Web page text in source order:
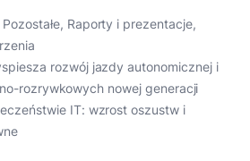
Pozostałe, Raporty i prezentacje,
rozwój jazdy autonomicznej i
rozrywkowych nowej generacji
IT: wzrost oszustw i